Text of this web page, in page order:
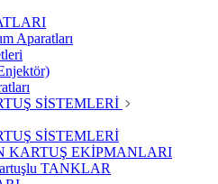
Aparatları
SİSTEMLERİ
SİSTEMLERİ
KARTUŞ EKİPMANLARI
TANKLAR